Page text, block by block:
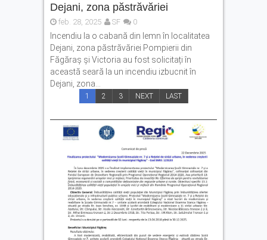
Dejani, zona păstrăvăriei
feb. 28, 2025 SF 0
Incendiu la o cabană din lemn în localitatea
Dejani, zona păstrăvăriei Pompierii din
Făgăraș și Victoria au fost solicitați în
această seară la un incendiu izbucnit în
Dejani, zona...
1 2 3 NEXT LAST